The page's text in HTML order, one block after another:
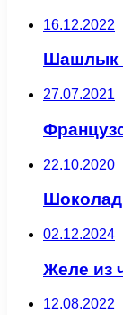
16.12.2022
Шашлык
27.07.2021
22.10.2020
02.12.2024
Желе из
12.08.2022